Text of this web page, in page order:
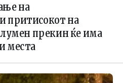
на
притисокот на
прекин ќе има
места